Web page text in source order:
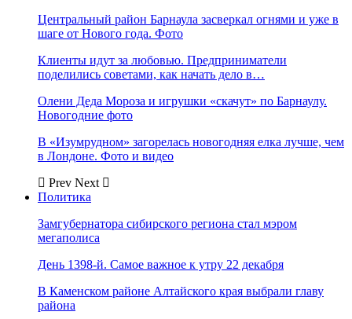
Центральный район Барнаула засверкал огнями и уже в
шаге от Нового года. Фото
Клиенты идут за любовью. Предприниматели
поделились советами, как начать дело в…
Олени Деда Мороза и игрушки «скачут» по Барнаулу.
Новогодние фото
В «Изумрудном» загорелась новогодняя елка лучше, чем
в Лондоне. Фото и видео
Prev Next
Политика
Замгубернатора сибирского региона стал мэром
мегаполиса
День 1398-й. Самое важное к утру 22 декабря
В Каменском районе Алтайского края выбрали главу
района